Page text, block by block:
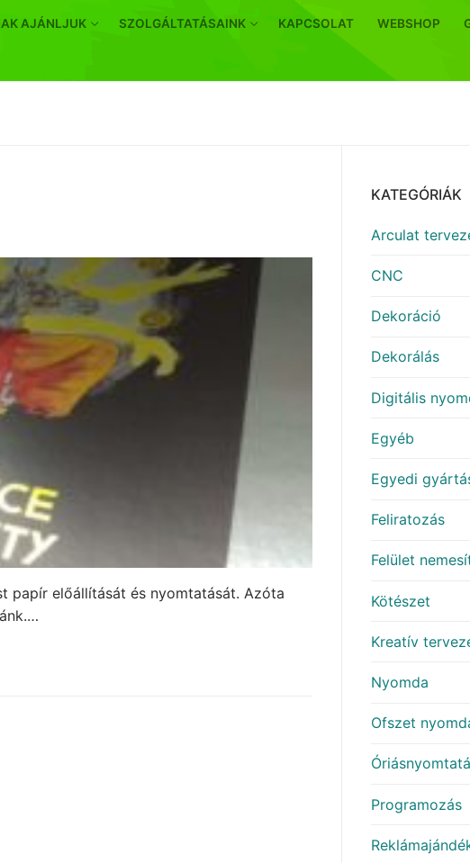
AJÁNLJUK SZOLGÁLTATÁSAINK KAPCSOLAT WEBSHOP
papír előállítását és nyomtatását. Azóta
KATEGÓRIÁK
Arculat
CNC
Dekoráció
Dekorálás
Digitális
Egyéb
Egyedi
Feliratozás
Felület
Kötészet
Kreatív
Nyomda
Ofszet
Programozás